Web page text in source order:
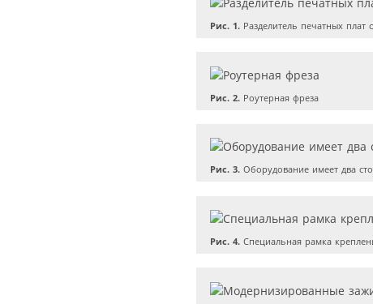
Рис. 1. Разделитель печатных
Рис. 2. Роутерная фреза
Рис. 3. Оборудование имеет два
Рис. 4. Специальная рамка